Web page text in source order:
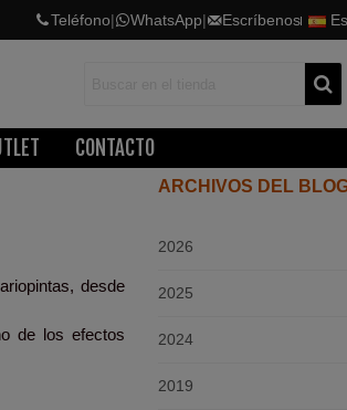
Teléfono| WhatsApp| Escríbenos
CONTACTO
ARCHIVOS DEL
2026
2025
2024
2019
desde
de los efectos